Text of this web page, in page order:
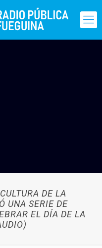
DE LA
UNA SERIE DE
EL DÍA DE LA